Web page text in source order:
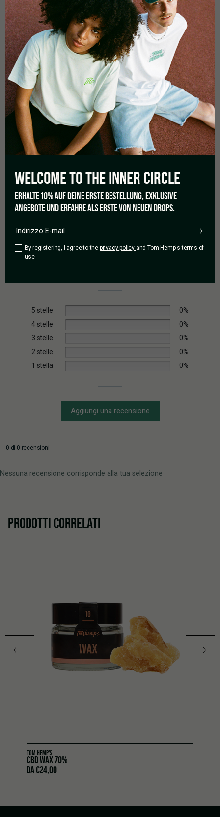
AVVISO
Le immagini mostrate sono solo a scopo illustrativo. Non
adatto al consumo. Riciclaggio e trasformazione vietati.
Tenere fuori dalla portata dei bambini. Parte di prodotti
cosmetici. Il nome del prodotto non è correlato ad altri
prodotti e viene utilizzato solo a scopo di marketing. Il
prodotto è utilizzato solo per scopi commerciali, scientifici e
0,0
5 stelle
0%
4 stelle
0%
3 stelle
0%
2 stelle
0%
1 stella
0%
Aggiungi una recensione
0 di 0 recensioni
Nessuna recensione corrisponde alla tua selezione
PRODOTTI CORRELATI
TOM HEMP'S
CBD WAX 70%
DA€24,00
WELCOME TO THEINNER CIRCLE
ERHALTE 10% AUF DEINE ERSTE BESTELLUNG, EXKLUSIVE
ANGEBOTE UND ERFAHRE ALS ERSTE VON NEUEN DROPS.
By registering, I agree to the privacy policy and Tom Hemp's terms of
use.